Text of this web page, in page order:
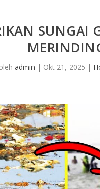
SUNGAI
admin | Okt 21, 2025 |